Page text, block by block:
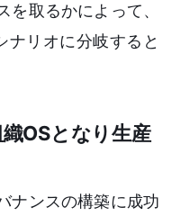
取るかによって、
ナリオに分岐すると
OSとなり生産
ナンスの構築に成功